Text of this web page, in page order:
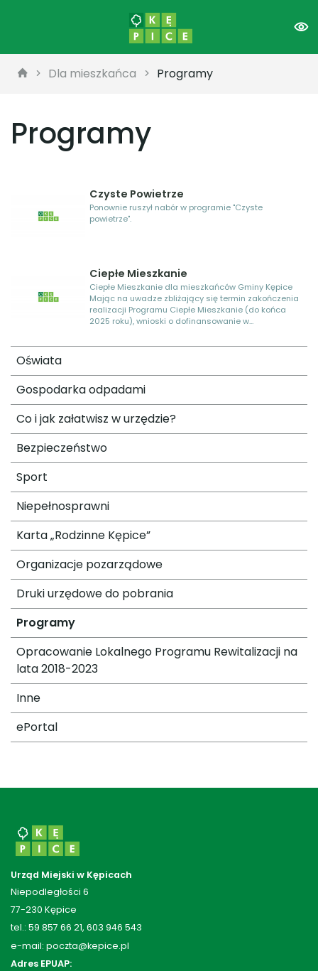
Dla mieszkańca Programy
Programy
Czyste Powietrze
Ponownie ruszył nabór w programie "Czyste
powietrze".
Ciepłe Mieszkanie
Ciepłe Mieszkanie dla mieszkańców Gminy Kępice
Mając na uwadze zbliżający się termin zakończenia
realizacji Programu Ciepłe Mieszkanie (do końca
2025 roku), wnioski o dofinansowanie w...
Oświata
Gospodarka odpadami
Co i jak załatwisz w urzędzie?
Bezpieczeństwo
Sport
Niepełnosprawni
Karta „Rodzinne Kępice”
Organizacje pozarządowe
Druki urzędowe do pobrania
Programy
Opracowanie Lokalnego Programu Rewitalizacji na
lata 2018-2023
Inne
ePortal
Urząd Miejski w Kępicach
Niepodległości 6
77-230 Kępice
tel.: 59 857 66 21, 603 946 543
e-mail: poczta@kepice.pl
Adres EPUAP: